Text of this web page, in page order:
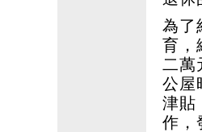
為了
育，
二萬
公屋
津貼
作，